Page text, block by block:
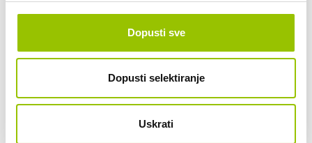
Dopusti sve
Dopusti selektiranje
Uskrati
AUTOMATSKI MJENJAČ DIESEL
43.700,00 €
34.960,00 € + 25% PDV